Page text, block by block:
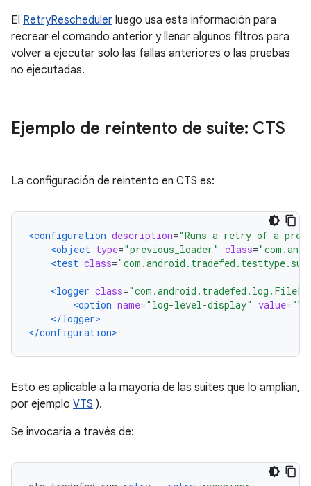
El RetryRescheduler luego usa esta información para
recrear el comando anterior y llenar algunos filtros para
volver a ejecutar solo las fallas anteriores o las pruebas
no ejecutadas.
Ejemplo de reintento de suite: CTS
La configuración de reintento en CTS es:
<configuration description="Runs a retry of a
<object type="previous_loader" class=
<test class=
<logger class=
<option name="log-level-display" value=
</logger>
</configuration>
Esto es aplicable a la mayoría de las suites que lo amplían,
por ejemplo VTS ).
Se invocaría a través de: